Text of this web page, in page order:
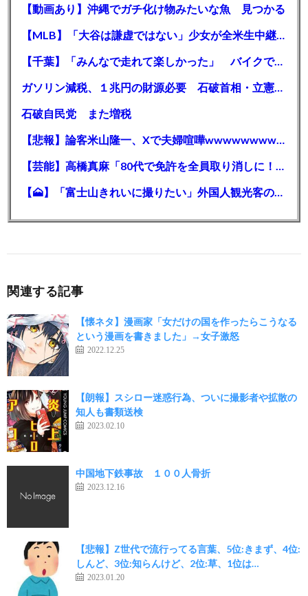
【動画あり】沖縄でガチ化け物みたいな魚 見つかる
【MLB】「大谷は謙虚ではない」少女が全米生中継で突然の大谷翔平批判 サイン無視された過去明かす
【千葉】「みんなで走れて楽しかった」 バイクでバースデー集団暴走 男女５７人を書類送検 SNSで参加者募る
ガソリン減税、１兆円の財源必要 石破首相・立憲野田氏「財源は死に物狂いで確保しなければならない」「本当に死に物狂いで」
石破自民党 また増税
【悲報】論客米山隆一、Xで夫婦喧嘩wwwwwwwwwwww
【芸能】高橋真麻「80代で免許を全員取り消しに！」 高齢ドライバーの事故問題で、高齢者の運転免許取り消し法を提案
【🗻】「富士山きれいに撮りたい」外国人観光客のレンタカー事故が急増…「ハンドルが逆で慣れず」、道の狭さも
関連する記事
【懐ネタ】漫画家「女だけの国を作ったらこうなる
という漫画を書きました」→女子激怒
2022.12.25
【朗報】スシロー迷惑行為、ついに撮影者や拡散の
知人も書類送検
2023.02.10
中国地下鉄事故 １００人骨折
2023.12.16
【悲報】Z世代で流行ってる言葉、5位:きまず、4位:
しんど、3位:知らんけど、2位:草、1位は…
2023.01.20